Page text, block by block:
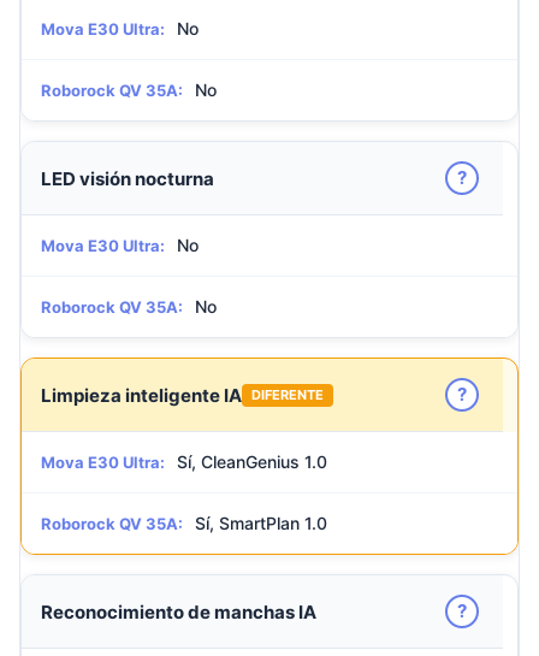
Mova E30 Ultra: No
Roborock QV 35A: No
LED visión nocturna ?
Mova E30 Ultra: No
Roborock QV 35A: No
Limpieza inteligente IA DIFERENTE ?
Mova E30 Ultra: Sí, CleanGenius 1.0
Roborock QV 35A: Sí, SmartPlan 1.0
Reconocimiento de manchas IA ?